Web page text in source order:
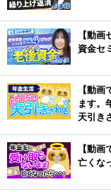
【動画
資金セ
【動画
ます。
天引き
【動画
亡くな